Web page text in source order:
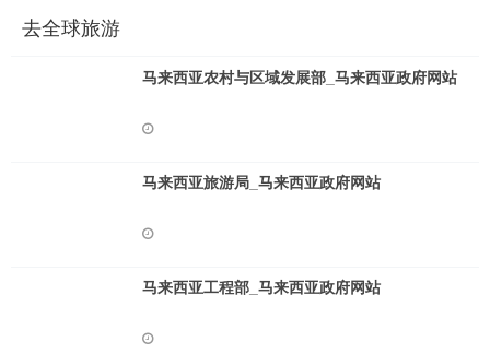
去全球旅游
马来西亚农村与区域发展部_马来西亚政府网站
马来西亚旅游局_马来西亚政府网站
马来西亚工程部_马来西亚政府网站